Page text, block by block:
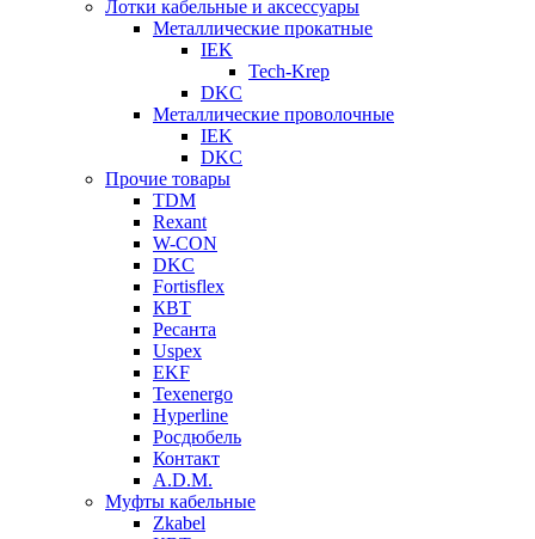
Лотки кабельные и аксессуары
Металлические прокатные
IEK
Tech-Krep
DKC
Металлические проволочные
IEK
DKC
Прочие товары
TDM
Rexant
W-CON
DKC
Fortisflex
КВТ
Ресанта
Uspex
EKF
Texenergo
Hyperline
Росдюбель
Контакт
A.D.M.
Муфты кабельные
Zkabel